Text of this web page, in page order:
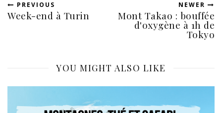
PREVIOUS
Week-end à Turin
NEWER
Mont Takao : bouffée
d'oxygène à 1h de
Tokyo
YOU MIGHT ALSO LIKE